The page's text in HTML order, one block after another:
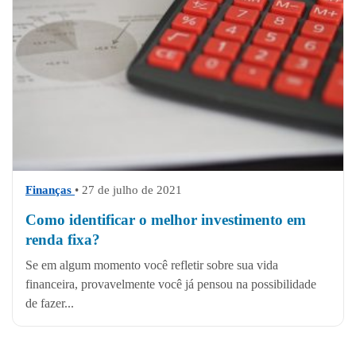
Finanças • 27 de julho de 2021
Como identificar o melhor investimento em
renda fixa?
Se em algum momento você refletir sobre sua vida
financeira, provavelmente você já pensou na possibilidade
de fazer...